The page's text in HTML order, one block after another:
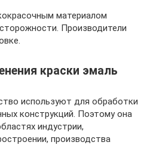
материалом
Производители
краски эмаль
используют для обработки
конструкций. Поэтому она
индустрии,
производства